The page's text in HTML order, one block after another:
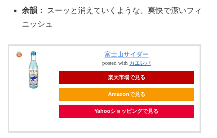
余韻：
スーッと消えていくような、爽快で潔いフィ
ニッシュ
富士山サイダー
posted with カエレバ
楽天市場で見る
Amazonで見る
Yahooショッピングで見る